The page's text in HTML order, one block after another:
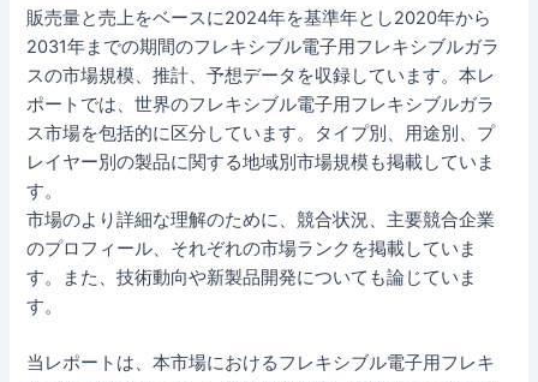
販売量と売上をベースに2024年を基準年とし2020年から
2031年までの期間のフレキシブル電子用フレキシブルガラ
スの市場規模、推計、予想データを収録しています。本レ
ポートでは、世界のフレキシブル電子用フレキシブルガラ
ス市場を包括的に区分しています。タイプ別、用途別、プ
レイヤー別の製品に関する地域別市場規模も掲載していま
す。
市場のより詳細な理解のために、競合状況、主要競合企業
のプロフィール、それぞれの市場ランクを掲載していま
す。また、技術動向や新製品開発についても論じていま
す。
当レポートは、本市場におけるフレキシブル電子用フレキ